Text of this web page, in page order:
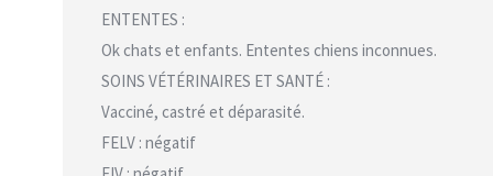
ENTENTES :
Ok chats et enfants. Ententes chiens inconnues.
SOINS VÉTÉRINAIRES ET SANTÉ :
Vacciné, castré et déparasité.
FELV : négatif